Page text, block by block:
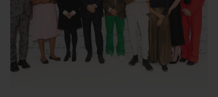
BIG BANG
SUMMER MULTI-
BIG BANG
PEACH CERAMIC
SPIRIT OF BIG
ESSENTIAL
EXKLUSIVE DIENSTLEISTUNGEN